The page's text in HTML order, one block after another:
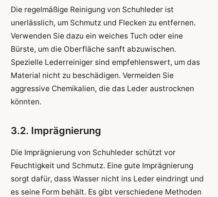
Die regelmäßige Reinigung von Schuhleder ist
unerlässlich, um Schmutz und Flecken zu entfernen.
Verwenden Sie dazu ein weiches Tuch oder eine
Bürste, um die Oberfläche sanft abzuwischen.
Spezielle Lederreiniger sind empfehlenswert, um das
Material nicht zu beschädigen. Vermeiden Sie
aggressive Chemikalien, die das Leder austrocknen
könnten.
3.2. Imprägnierung
Die Imprägnierung von Schuhleder schützt vor
Feuchtigkeit und Schmutz. Eine gute Imprägnierung
sorgt dafür, dass Wasser nicht ins Leder eindringt und
es seine Form behält. Es gibt verschiedene Methoden